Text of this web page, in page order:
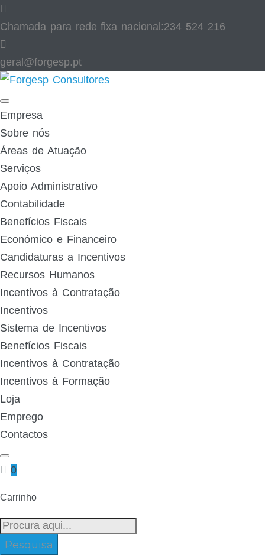
Skip
to
content
Chamada para rede fixa nacional:234 524 216
geral@forgesp.pt​
Facebook
Linked
In
Empresa
Sobre nós
Áreas de Atuação
Serviços
Apoio Administrativo
Contabilidade
Benefícios Fiscais
Económico e Financeiro
Candidaturas a Incentivos
Recursos Humanos
Incentivos à Contratação
Incentivos
Sistema de Incentivos
Benefícios Fiscais
Incentivos à Contratação
Incentivos à Formação
Loja
Emprego
Contactos
0
Carrinho
Pesquisa
para:
Pesquisa